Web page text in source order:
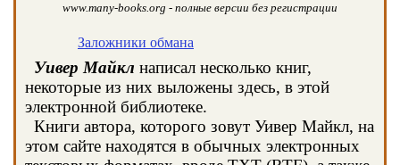
www.many-books.org - полные версии без регистрации
Заложники обмана
Уивер Майкл написал несколько книг,
некоторые из них выложены здесь, в этой
электронной библиотеке.
Книги автора, которого зовут Уивер Майкл, на
этом сайте находятся в обычных электронных